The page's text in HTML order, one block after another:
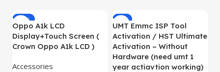
-19%
Oppo A1k LCD
Display+Touch Screen (
Crown Oppo A1k LCD )
Accessories
-8%
UMT Emmc ISP Tool
Activation / HST Ultimate
Activation – Without
Hardware (need umt 1
year actiavtion working)